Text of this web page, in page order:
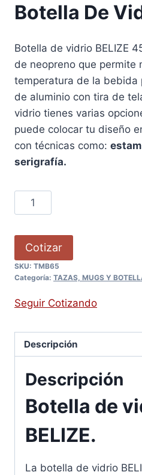
Botella De
Botella de vidrio BELIZE
de neopreno que permite
temperatura de la bebida
de aluminio con tira de
vidrio tienes varias
puede colocar tu diseño
con técnicas como:
serigrafía.
Cotizar
SKU: TMB65
Categoría: TAZAS, MUGS Y
Seguir Cotizando
Descripción
Descripción
Botella de
BELIZE.
La botella de vidrio